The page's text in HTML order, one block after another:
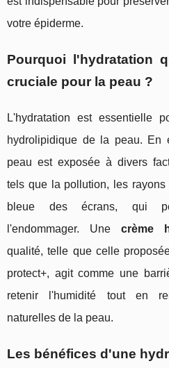
votre épiderme.
Pourquoi l'hydratation
cruciale pour la peau ?
L'hydratation est essentielle
hydrolipidique de la peau. En
peau est exposée à divers
tels que la pollution, les
bleue des écrans, qui
l'endommager. Une crème
qualité, telle que celle
protect+, agit comme une
retenir l'humidité tout en
naturelles de la peau.
Les bénéfices d'une